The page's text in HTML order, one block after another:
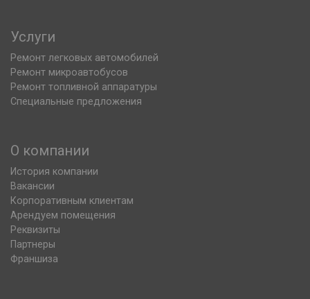
Услуги
Ремонт легковых автомобилей
Ремонт микроавтобусов
Ремонт топливной аппаратуры
Специальные предложения
О компании
История компании
Вакансии
Корпоративным клиентам
Арендуем помещения
Реквизиты
Партнеры
Франшиза